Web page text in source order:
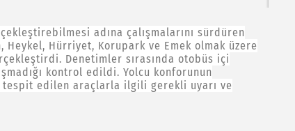
adına çalışmalarını sürdüren
Heykel, Hürriyet, Korupark ve Emek olmak üzere
Denetimler sırasında otobüs içi
kontrol edildi. Yolcu konforunun
tespit edilen araçlarla ilgili gerekli uyarı ve